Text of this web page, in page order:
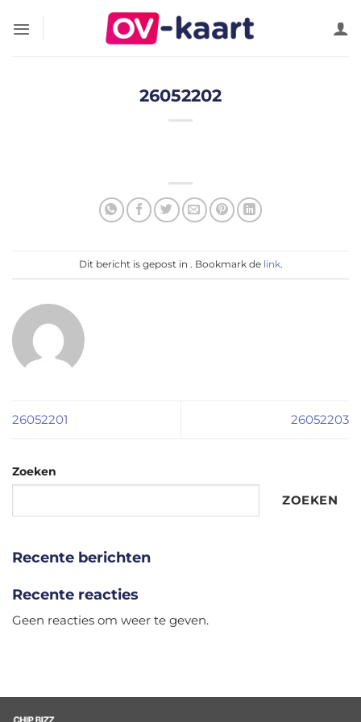
naar
26052202
Dit bericht is gepost in . Bookmark de link.
26052201 26052203
Zoeken
ZOEKEN
Recente berichten
Recente reacties
Geen reacties om weer te geven.